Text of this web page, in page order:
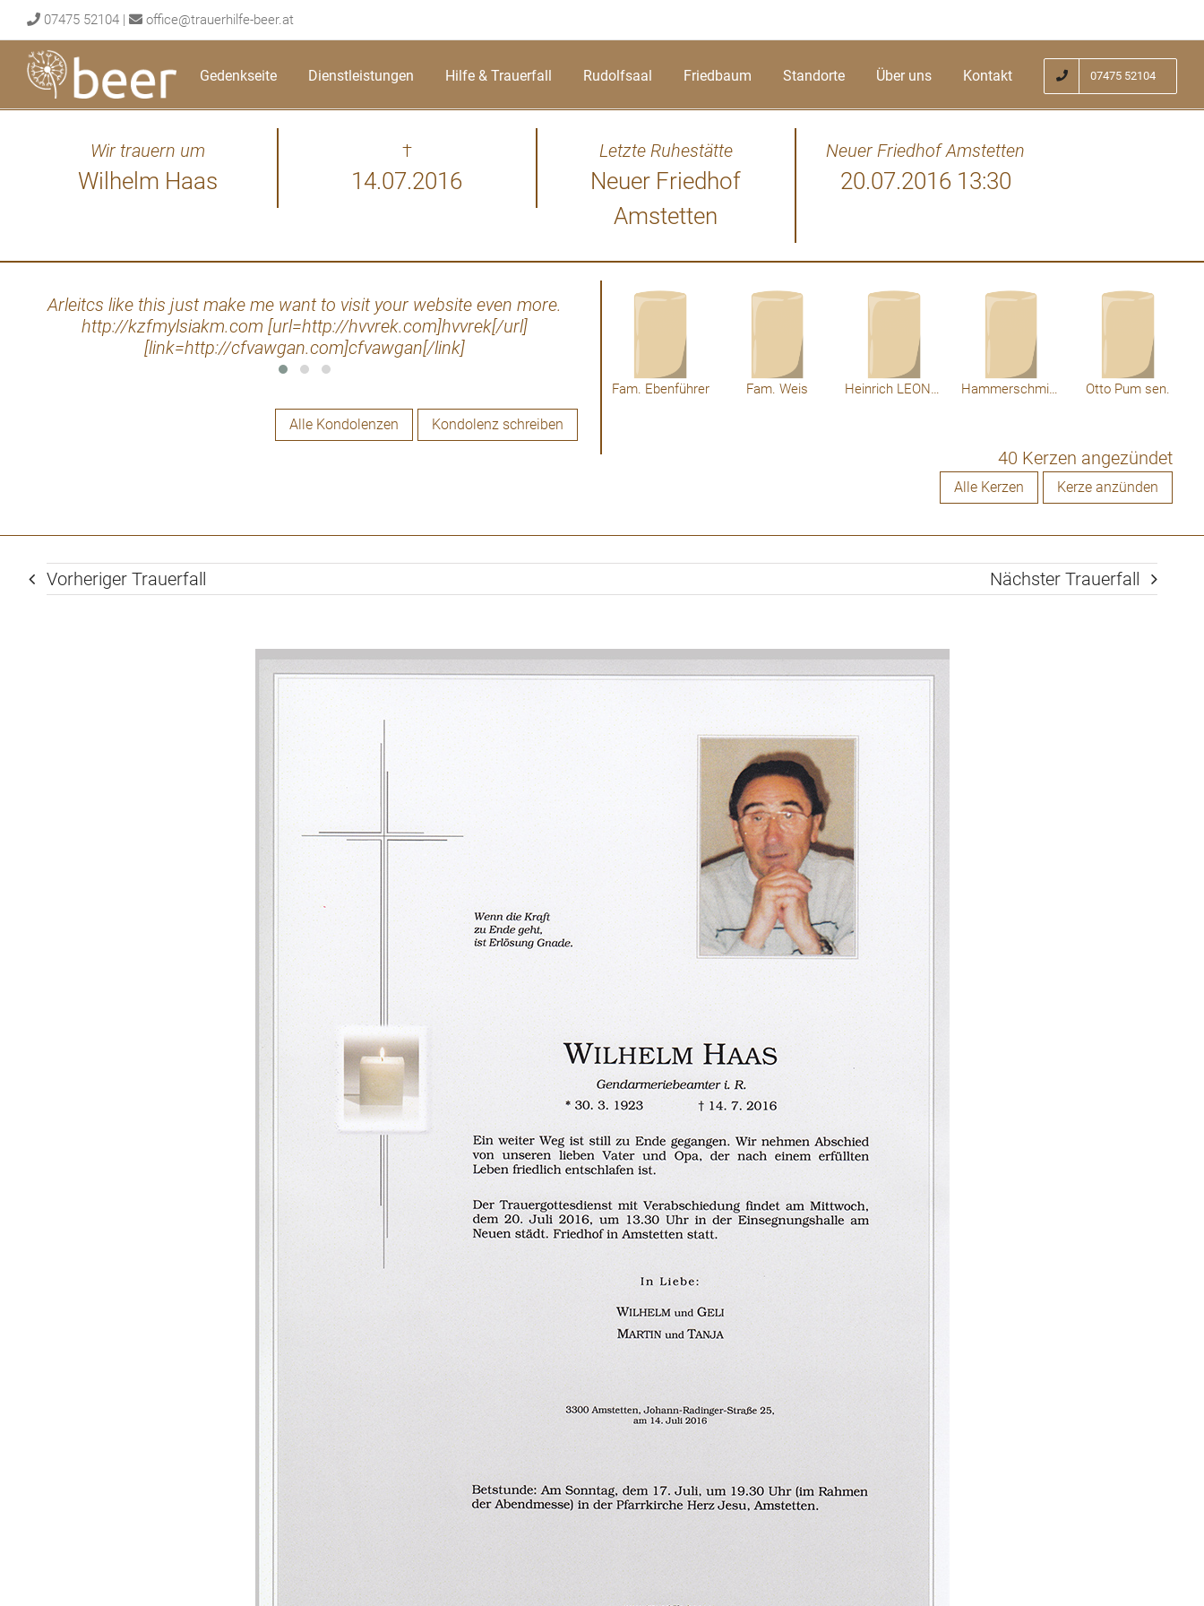
to
content
07475 52104 | office@trauerhilfe-beer.at
Gedenkseite Dienstleistungen Hilfe & Trauerfall Rudolfsaal Friedbaum Standorte Über uns Kontakt 07475 52104
Wir trauern um
Wilhelm Haas
†
14.07.2016
Letzte Ruhestätte
Neuer Friedhof
Amstetten
Neuer Friedhof Amstetten
20.07.2016 13:30
Arleitcs like this just make me want to visit your website even more.
http://kzfmylsiakm.com [url=http://hvvrek.com]hvvrek[/url]
[link=http://cfvawgan.com]cfvawgan[/link]
Heck of a job there, it abeosutlly helps me out.
Alle Kondolenzen Kondolenz schreiben
Fam. Ebenführer Fam. Weis Heinrich LEONHARTSBERGER Hammerschmid Gü und Gerti Otto Pum sen.
40 Kerzen angezündet
Alle Kerzen Kerze anzünden
Vorheriger Trauerfall Nächster Trauerfall